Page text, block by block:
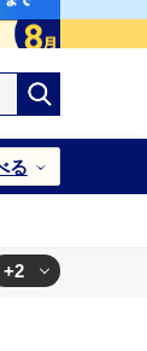
る
ケット 羽
+2